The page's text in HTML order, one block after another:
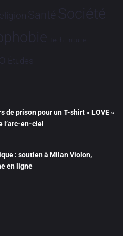
Santé Société
Tech Tribune
Études
de prison pour un T-shirt « LOVE »
l’arc-en-ciel
: soutien à Milan Violon,
en ligne